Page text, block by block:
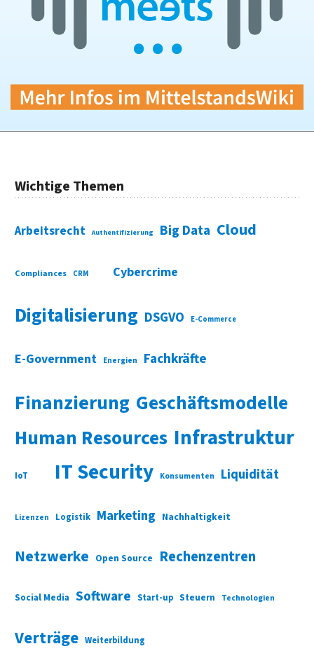
Wichtige Themen
Arbeitsrecht Authentifizierung Big Data Cloud
Compliances CRM Cybercrime
Digitalisierung DSGVO E-Commerce
E-Government Energien Fachkräfte
Finanzierung Geschäftsmodelle
Human Resources Infrastruktur
IoT IT Security Konsumenten Liquidität
Lizenzen Logistik Marketing Nachhaltigkeit
Netzwerke Open Source Rechenzentren
Social Media Software Start-up Steuern Technologien
Verträge Weiterbildung